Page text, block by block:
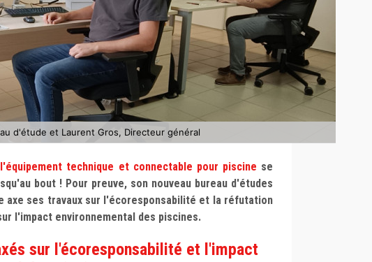
d'étude et Laurent Gros, Directeur général
technique et connectable pour piscine se
bout ! Pour preuve, son nouveau bureau d'études
axe ses travaux sur l'écoresponsabilité et la réfutation
l'impact environnemental des piscines.
sur l'écoresponsabilité et l'impact